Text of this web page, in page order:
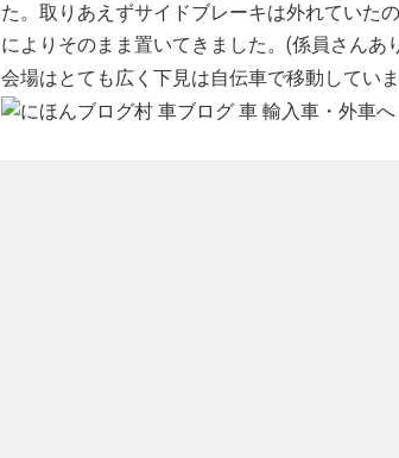
た。取りあえずサイドブレーキは外れていた
によりそのまま置いてきました。(係員さんあ
会場はとても広く下見は自伝車で移動していま